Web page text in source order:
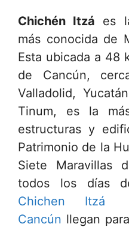
Chichén Itzá es
más conocida de
Esta ubicada a 48
de Cancún,
Valladolid,
Tinum, es la
estructuras y
Patrimonio de la
Siete Maravillas
todos los días
Chichen
Cancún llegan